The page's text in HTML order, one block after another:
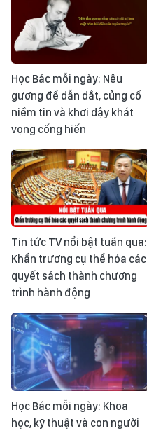
Học Bác mỗi ngày: Nêu
gương để dẫn dắt, củng cố
niềm tin và khơi dậy khát
vọng cống hiến
Tin tức TV nổi bật tuần qua:
Khẩn trương cụ thể hóa các
quyết sách thành chương
trình hành động
Học Bác mỗi ngày: Khoa
học, kỹ thuật và con người